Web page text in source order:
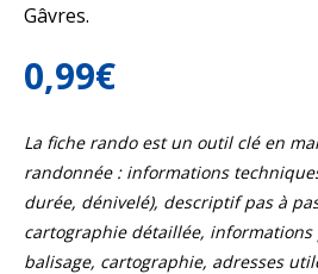
Gâvres.
0,99€
La fiche rando est un outil clé en
randonnée : informations
durée, dénivelé), descriptif pas à
cartographie détaillée, informations
balisage, cartographie, adresses